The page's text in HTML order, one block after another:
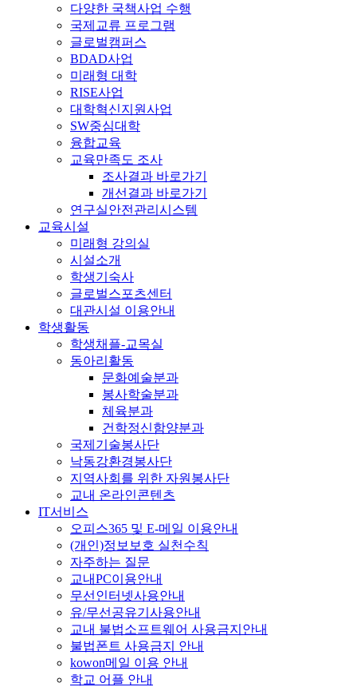
다양한 국책사업 수행
국제교류 프로그램
글로벌캠퍼스
BDAD사업
미래형 대학
RISE사업
대학혁신지원사업
SW중심대학
융합교육
교육만족도 조사
조사결과 바로가기
개선결과 바로가기
연구실안전관리시스템
교육시설
미래형 강의실
시설소개
학생기숙사
글로벌스포츠센터
대관시설 이용안내
학생활동
학생채플-교목실
동아리활동
문화예술분과
봉사학술분과
체육분과
건학정신함양분과
국제기술봉사단
낙동강환경봉사단
지역사회를 위한 자원봉사단
교내 온라인콘텐츠
IT서비스
오피스365 및 E-메일 이용안내
(개인)정보보호 실천수칙
자주하는 질문
교내PC이용안내
무선인터넷사용안내
유/무선공유기사용안내
교내 불법소프트웨어 사용금지안내
불법폰트 사용금지 안내
kowon메일 이용 안내
학교 어플 안내